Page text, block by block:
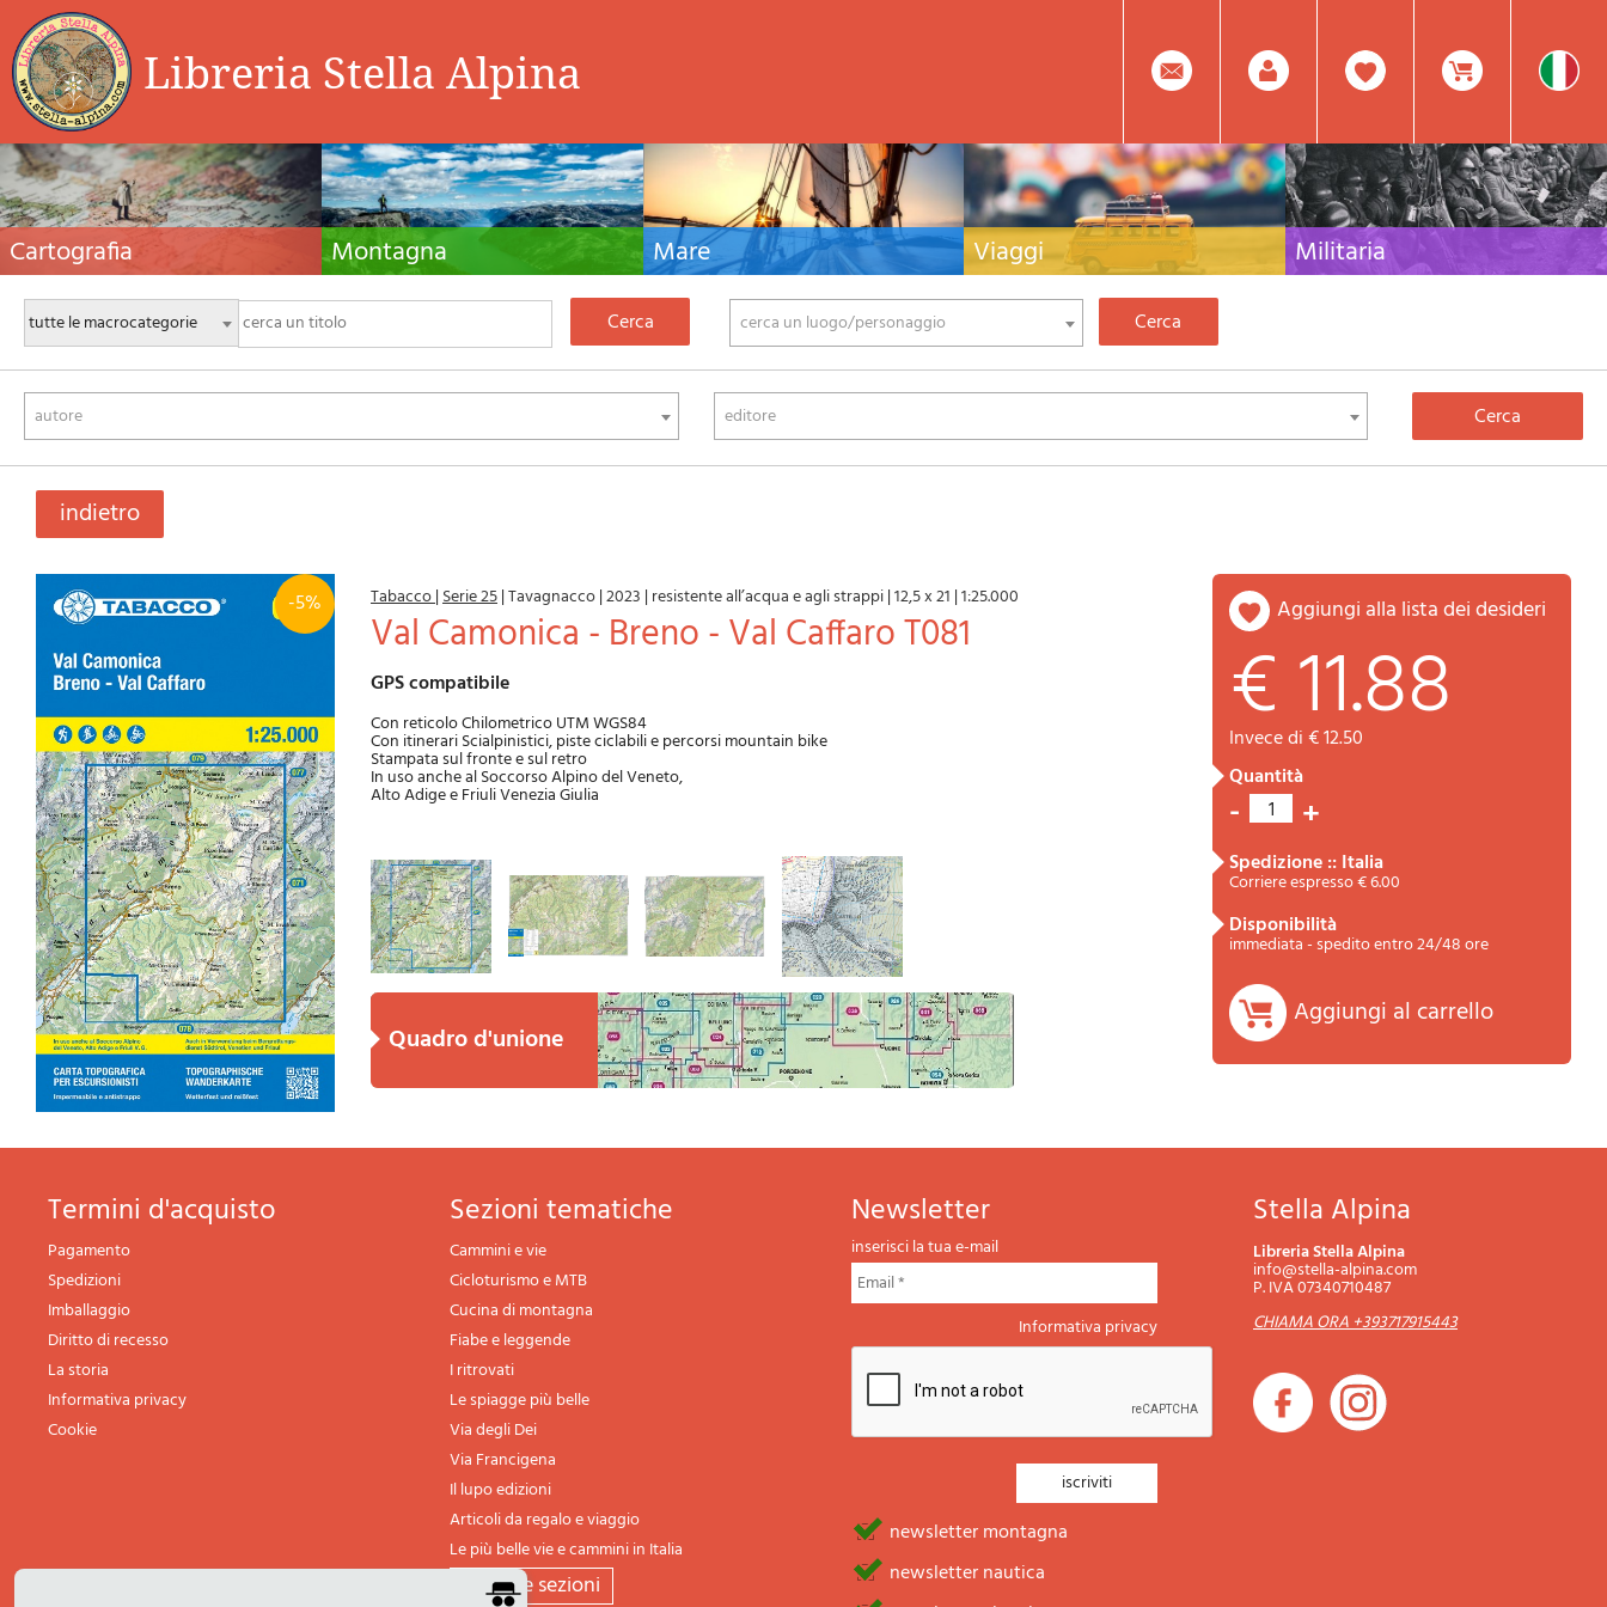
Libreria Stella Alpina 0
Prodotto(i) Attualmente
Nel
Facebook
Registrati
Cartografia
Carte escursionistiche, carte stradali e atlanti,
cartografia d'Italia e di tutto il mondo. Carte dei
sentieri, cartografia per il cicloturismo e
mountain bike
Montagna
Guide alpinistiche, guide escursionistiche,
manuali tecnici per l'alpinismo estivo ed
invernale. Letteratura e filmografia di montagna
Mare
Manuali nautici, cartografia nautica, libri e
letteratura per la barca a vela e motore
Viaggi
Guide turistiche per viaggi e letteratura di
viaggio per l'Italia, l'Europa e tutto il Mondo
Militaria
Raccolta delle migliori pubblicazioni (libri e dvd)
cerca un luogo/personaggio
autore editore
indietro
-5% Tabacco|Serie 25|Tavagnacco|2023 | resistente all’acqua e agli strappi|12,5 x 21 |1:25.000
Val Camonica - Breno - Val Caffaro T081
GPS compatibile
Con reticolo Chilometrico UTM WGS84
Con itinerari Scialpinistici, piste ciclabili e percorsi mountain bike
Stampata sul fronte e sul retro
In uso anche al Soccorso Alpino del Veneto,
Alto Adige e Friuli Venezia Giulia
quadro d'unione
aggiungi alla lista dei desideri
€ 11.88
invece di € 12.50
quantità
- 1 +
spedizione :: Italia
Corriere espresso € 6.00
disponibilità
immediata - spedito entro 24/48 ore
Aggiungi al carrello
termini d'acquisto
Pagamento
Spedizioni
Imballaggio
Diritto di recesso
La storia
Informativa privacy
Cookie
sezioni tematiche
Cammini e vie
Cicloturismo e MTB
Cucina di montagna
Fiabe e leggende
I ritrovati
Le spiagge più belle
Via degli Dei
Via Francigena
Il lupo edizioni
Articoli da regalo e viaggio
Le più belle vie e cammini in Italia
tutte le sezioni
newsletter
inserisci la tua e-mail
Informativa privacy
newsletter montagna
newsletter nautica
Stella Alpina
Libreria Stella Alpina
info@stella-alpina.com
P. IVA 07340710487
CHIAMA ORA +393717915443